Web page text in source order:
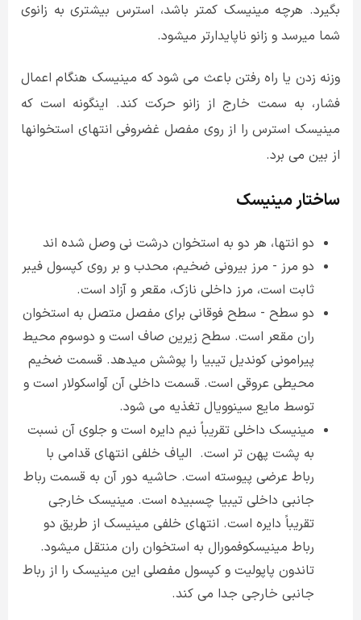
بگیرد. هرچه مینیسک کمتر باشد، استرس بیشتری به زانوی
شما می­رسد و زانو ناپایدارتر میشود.
وزنه زدن یا راه رفتن باعث می شود که مینیسک هنگام اعمال
فشار، به سمت خارج از زانو حرکت کند. اینگونه است که
مینیسک استرس را از روی مفصل غضروفی انتهای استخوانها
از بین می برد.
ساختار مینیسک
دو انتها، هر دو به استخوان درشت نی وصل شده اند
دو مرز - مرز بیرونی ضخیم، محدب و بر روی کپسول فیبر
ثابت است، مرز داخلی نازک، مقعر و آزاد است.
دو سطح - سطح فوقانی برای مفصل متصل به استخوان
ران مقعر است. سطح زیرین صاف است و دوسوم محیط
پیرامونی کوندیل تیبیا را پوشش میدهد. قسمت ضخیم
محیطی عروقی است. قسمت داخلی آن آواسکولار است و
توسط مایع سینوویال تغذیه می شود.
مینیسک داخلی تقریباً نیم دایره است و جلوی آن نسبت
به پشت پهن تر است. الیاف خلفی انتهای قدامی با
رباط عرضی پیوسته است. حاشیه دور آن به قسمت رباط
جانبی داخلی تیبیا چسبیده است. مینیسک خارجی
تقریباً دایره است. انتهای خلفی مینیسک از طریق دو
رباط مینیسکوفمورال به استخوان ران منتقل می­شود.
تاندون پاپولیت و کپسول مفصلی این مینیسک را از رباط
جانبی خارجی جدا می کند.